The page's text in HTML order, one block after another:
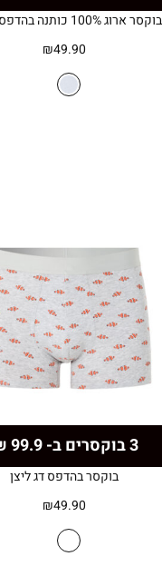
₪49.90
3 בוקסרים ב- 99.9 ₪
בוקסר בהדפס דג ליצן
₪49.90